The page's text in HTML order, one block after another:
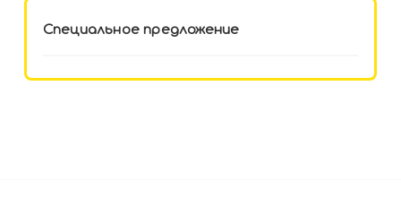
Специальное предложение